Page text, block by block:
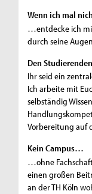
Wenn ich mal
…entdecke ich
durch seine
Den
Ihr seid ein
Ich arbeite mit
selbständig
Vorbereitung auf
Kein Campus…
…ohne
einen großen
an der TH Köln